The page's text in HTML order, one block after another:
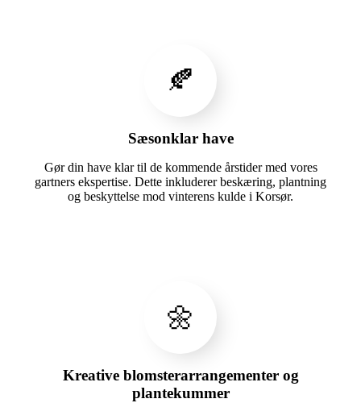
🍂
Sæsonklar have
Gør din have klar til de kommende årstider med vores
gartners ekspertise. Dette inkluderer beskæring, plantning
og beskyttelse mod vinterens kulde i Korsør.
🌼
Kreative blomsterarrangementer og
plantekummer